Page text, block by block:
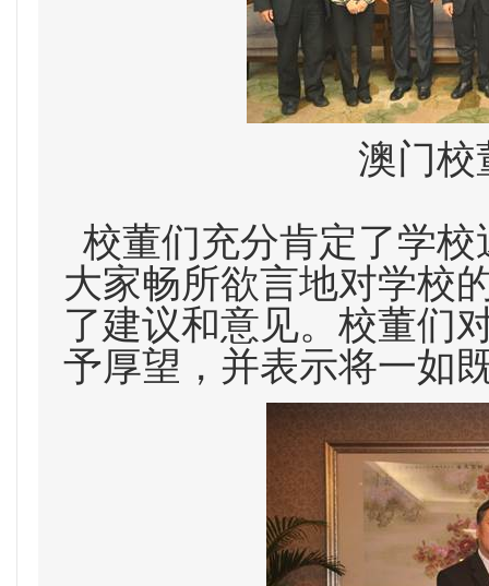
澳门校
校董们充分肯定了学
大家畅所欲言地对学校
了建议和意见。校董们
予厚望，并表示将一如